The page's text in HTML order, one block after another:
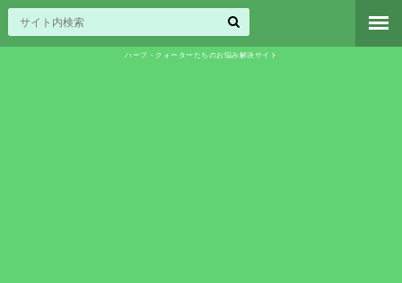
ハーフ・クォーターたちのお悩み解決サイト